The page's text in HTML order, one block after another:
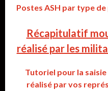
Postes ASH par type
Récapitulatif
réalisé par les
Tutoriel pour la
réalisé par vos